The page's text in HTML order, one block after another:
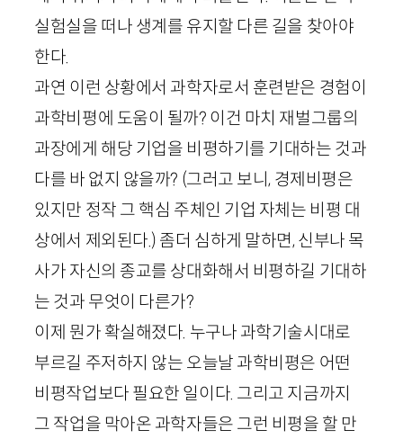
실험실을 떠나 생계를 유지할 다른 길을 찾아야
한다.
과연 이런 상황에서 과학자로서 훈련받은 경험이
과학비평에 도움이 될까? 이건 마치 재벌그룹의
과장에게 해당 기업을 비평하기를 기대하는 것과
다를 바 없지 않을까? (그러고 보니, 경제비평은
있지만 정작 그 핵심 주체인 기업 자체는 비평 대
상에서 제외된다.) 좀더 심하게 말하면, 신부나 목
사가 자신의 종교를 상대화해서 비평하길 기대하
는 것과 무엇이 다른가?
이제 뭔가 확실해졌다. 누구나 과학기술시대로
부르길 주저하지 않는 오늘날 과학비평은 어떤
비평작업보다 필요한 일이다. 그리고 지금까지
그 작업을 막아온 과학자들은 그런 비평을 할 만